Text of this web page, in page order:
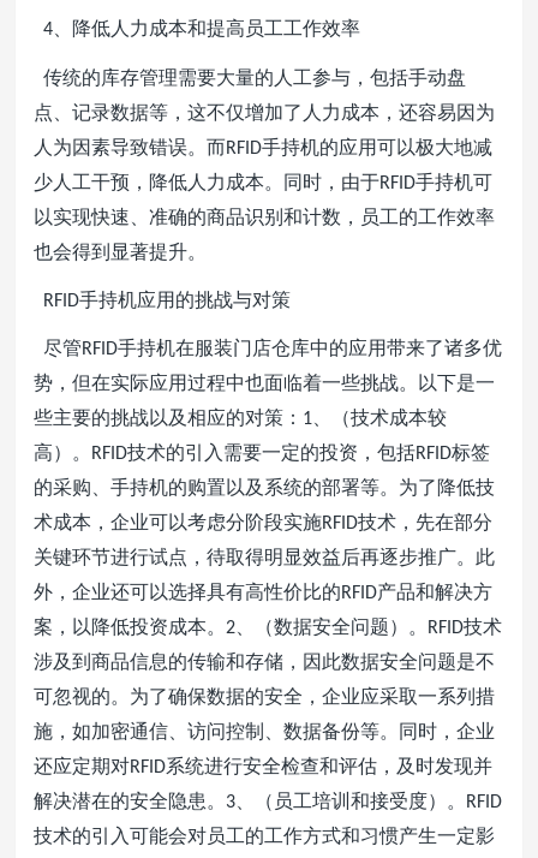
4 、降低人力成本和提高员工工作效率
传统的库存管理需要大量的人工参与，包括手动盘
点、记录数据等，这不仅增加了人力成本，还容易因为
人为因素导致错误。而RFID手持机的应用可以极大地减
少人工干预，降低人力成本。同时，由于RFID手持机可
以实现快速、准确的商品识别和计数，员工的工作效率
也会得到显著提升。
RFID手持机应用的挑战与对策
尽管RFID手持机在服装门店仓库中的应用带来了诸多优
势，但在实际应用过程中也面临着一些挑战。以下是一
些主要的挑战以及相应的对策： 1 、（技术成本较
高）。
RFID技术的引入需要一定的投资，包括RFID标签
的采购、手持机的购置以及系统的部署等。为了降低技
术成本，企业可以考虑分阶段实施RFID技术，先在部分
关键环节进行试点，待取得明显效益后再逐步推广。此
外，企业还可以选择具有高性价比的RFID产品和解决方
案，以降低投资成本。 2 、（数据安全问题）。 RFID技术
涉及到商品信息的传输和存储，因此数据安全问题是不
可忽视的。为了确保数据的安全，企业应采取一系列措
施，如加密通信、访问控制、数据备份等。同时，企业
还应定期对RFID系统进行安全检查和评估，及时发现并
解决潜在的安全隐患。 3 、（员工培训和接受度）。 RFID
技术的引入可能会对员工的工作方式和习惯产生一定影